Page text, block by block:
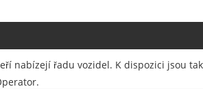
nabízejí řadu vozidel. K dispozici jsou